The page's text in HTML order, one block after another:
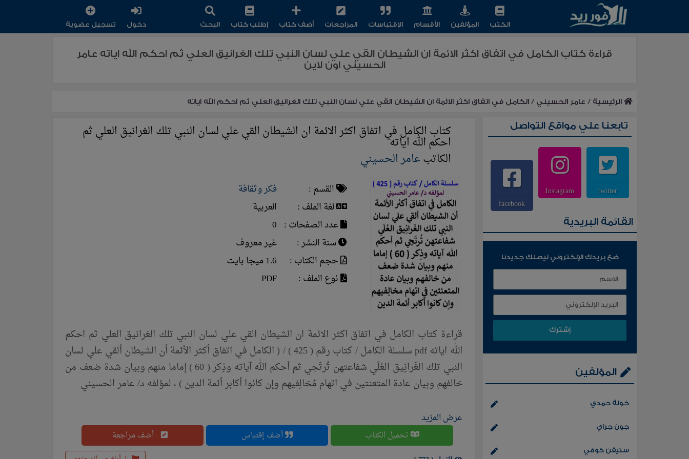
الكتب المؤلفين الأقسام الإقتباسات المراجعات أضف كتاب إطلب كتاب البحث دخول تسجيل عضوية
قراءة كتاب الكامل في اتفاق اكثر الائمة ان الشيطان القي علي لسان النبي تلك الغرانيق العلي ثم احكم الله اياته عامر
الحسيني اون لاين
الرئيسية / عامر الحسيني /الكامل في اتفاق اكثر الائمة ان الشيطان القي علي لسان النبي تلك الغرانيق العلي ثم احكم الله اياته
كتاب الكامل في اتفاق اكثر الائمة ان الشيطان القي علي لسان النبي تلك الغرانيق العلي ثم
احكم الله اياته
الكاتبعامر الحسيني
القسم :
فكر وثقافة
لغة الملف :
العربية
عدد الصفحات : 0
سنة النشر :
غير معروف
حجم الكتاب :
1.6 ميجا بايت
نوع الملف :
PDF
قراءة كتاب الكامل في اتفاق اكثر الائمة ان الشيطان القي علي لسان النبي تلك الغرانيق العلي ثم احكم
الله اياته pdf سلسلة الكامل / كتاب رقم ( 425 ) / ( الكامل في اتفاق أكثر الأئمة أن الشيطان ألقي علي لسان
النبي تلك الغَرانِيق العُلَي شفاعتهن تُرتَجي ثم أحكم الله آياته وذِكر ( 60 ) إماما منهم وبيان شدة ضعف من
خالفهم وبيان عادة المتعنتين في اتهام مُخالِفيهم وإن كانوا أكابر أئمة الدين ) ، لمؤلفه د/ عامر الحسيني
عرض المزيد
تحميل الكتاب أضف إقتباس أضف مراجعة
تابعنا علي مواقع التواصل
twitter
Instagram
facebook
القائمة البريدية
ضع بريدك الإلكتروني ليصلك جديدنا
المؤلفين
خولة حمدي
جون جراي
ستيفن كوفي